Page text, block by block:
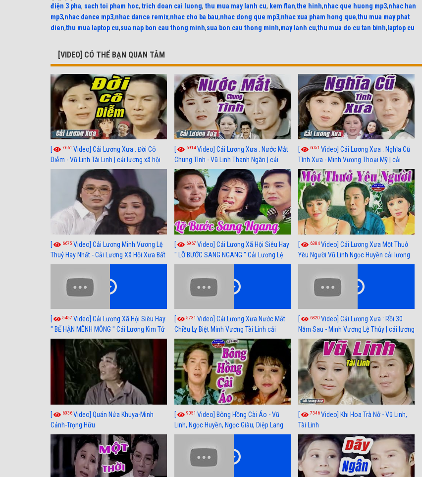
điện 3 pha, sach toi pham hoc, trich doan cai luong, thu mua may lanh cu, kem flan,the hinh,nhac que huong mp3,nhac han
mp3,nhac dance mp3,nhac dance remix,nhac cho ba bau,nhac dong que mp3,nhac xua pham hong que,thu mua may phat
dien,thu mua laptop cu,sua nap bon cau thong minh,sua bon cau thong minh,may lanh cu,thu mua do cu tan binh, laptop cu
[VIDEO] CÓ THỂ BẠN QUAN TÂM
[ 7661 Video] Cải Lương Xưa : Đời Cô
Diễm - Vũ Linh Tài Linh | cải lương xã hội
hay nhất
[ 6914Video] Cải Lương Xưa : Nước Mắt
Chung Tình - Vũ Linh Thanh Ngân | cải
lương xã hội hay nhất
[ 6051 Video] Cải Lương Xưa : Nghĩa Cũ
Tình Xưa - Minh Vương Thoại Mỹ | cải
lương xã hội hay nhất
[ 6675 Video] Cải Lương Minh Vương Lệ
Thuỷ Hay Nhất - Cải Lương Xã Hội Xưa Bất
Hủ
[ 6967 Video] Cải Lương Xã Hội Siêu Hay
" LỠ BƯỚC SANG NGANG " Cải Lương Lệ
Thuỷ, Thanh Tuấn, Hồng Nga
[ 6384Video] Cải Lương Xưa Một Thuở
Yêu Người Vũ Linh Ngọc Huyền cải lương
xã hội hay nhất
[ 5457 Video] Cải Lương Xã Hội Siêu Hay
" BỂ HẬN MÊNH MÔNG " Cải Lương Kim Tử
Long, Thanh Ngân Hay Nhất
[ 5731 Video] Cải Lương Xưa Nước Mắt
Chiều Ly Biệt Minh Vương Tài Linh cải
lương xã hội hay nhất
[ 6320 Video] Cải Lương Xưa : Rồi 30
Năm Sau - Minh Vương Lệ Thủy | cải lương
xã hội hay nhất
[ 6036Video] Quán Nửa Khuya-Minh
Cảnh-Trọng Hữu
[ 9051 Video] Bông Hồng Cài Áo - Vũ
Linh, Ngọc Huyền, Ngọc Giàu, Diệp Lang
[ 7346Video] Khi Hoa Trà Nở - Vũ Linh,
Tài Linh